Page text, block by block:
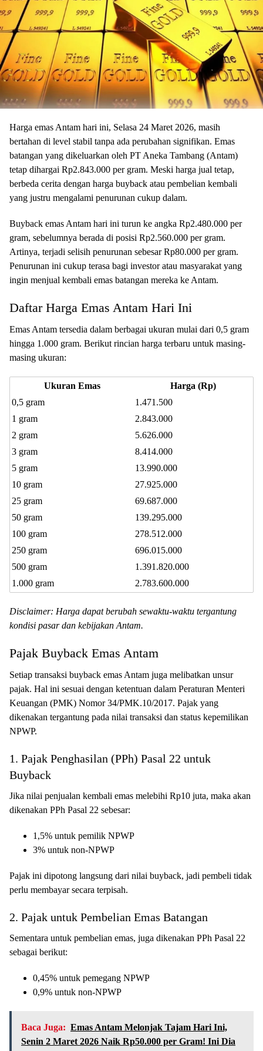
Harga emas Antam hari ini, Selasa 24 Maret 2026, masih
bertahan di level stabil tanpa ada perubahan signifikan. Emas
batangan yang dikeluarkan oleh PT Aneka Tambang (Antam)
tetap dihargai Rp2.843.000 per gram. Meski harga jual tetap,
berbeda cerita dengan harga buyback atau pembelian kembali
yang justru mengalami penurunan cukup dalam.
Buyback emas Antam hari ini turun ke angka Rp2.480.000 per
gram, sebelumnya berada di posisi Rp2.560.000 per gram.
Artinya, terjadi selisih penurunan sebesar Rp80.000 per gram.
Penurunan ini cukup terasa bagi investor atau masyarakat yang
ingin menjual kembali emas batangan mereka ke Antam.
Daftar Harga Emas Antam Hari Ini
Emas Antam tersedia dalam berbagai ukuran mulai dari 0,5 gram
hingga 1.000 gram. Berikut rincian harga terbaru untuk masing-
masing ukuran:
Ukuran Emas
Harga (Rp)
0,5 gram
1.471.500
1 gram
2.843.000
2 gram
5.626.000
3 gram
8.414.000
5 gram
13.990.000
10 gram
27.925.000
25 gram
69.687.000
50 gram
139.295.000
100 gram
278.512.000
250 gram
696.015.000
500 gram
1.391.820.000
1.000 gram
2.783.600.000
Disclaimer: Harga dapat berubah sewaktu-waktu tergantung
kondisi pasar dan kebijakan Antam.
Pajak Buyback Emas Antam
Setiap transaksi buyback emas Antam juga melibatkan unsur
pajak. Hal ini sesuai dengan ketentuan dalam Peraturan Menteri
Keuangan (PMK) Nomor 34/PMK.10/2017. Pajak yang
dikenakan tergantung pada nilai transaksi dan status kepemilikan
NPWP.
1. Pajak Penghasilan (PPh) Pasal 22 untuk
Buyback
Jika nilai penjualan kembali emas melebihi Rp10 juta, maka akan
dikenakan PPh Pasal 22 sebesar:
1,5% untuk pemilik NPWP
3% untuk non-NPWP
Pajak ini dipotong langsung dari nilai buyback, jadi pembeli tidak
perlu membayar secara terpisah.
2. Pajak untuk Pembelian Emas Batangan
Sementara untuk pembelian emas, juga dikenakan PPh Pasal 22
sebagai berikut:
0,45% untuk pemegang NPWP
0,9% untuk non-NPWP
Baca Juga: Emas Antam Melonjak Tajam Hari Ini,
Senin 2 Maret 2026 Naik Rp50.000 per Gram! Ini Dia